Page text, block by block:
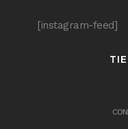
[instagram-feed]